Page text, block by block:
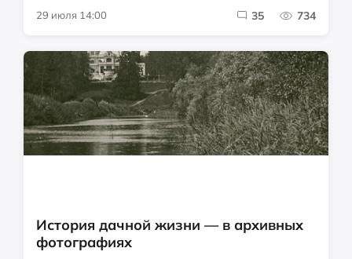
29 июля 14:00 35 734
История дачной жизни — в архивных
фотографиях